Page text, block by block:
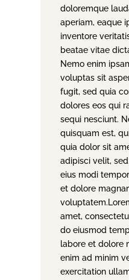
doloremque
aperiam, eaque
inventore
beatae vitae
Nemo enim
voluptas sit
fugit, sed quia
dolores eos qui
sequi nesciunt.
quisquam est,
quia dolor sit
adipisci velit,
eius modi
et dolore
amet,
do eiusmod
labore et dolore
enim ad minim
exercitation